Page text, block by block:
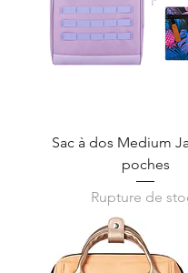
Sac à dos Medium
poches
Rupture de